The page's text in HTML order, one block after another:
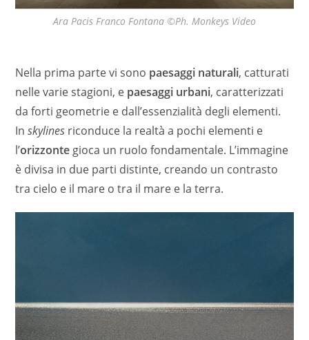
Ara Pacis Franco Fontana ©Ph. Monkeys Video
Nella prima parte vi sono paesaggi naturali, catturati
nelle varie stagioni, e paesaggi urbani, caratterizzati
da forti geometrie e dall’essenzialità degli elementi.
Inskylines riconduce la realtà a pochi elementi e
l’orizzonte gioca un ruolo fondamentale. L’immagine
è divisa in due parti distinte, creando un contrasto
tra cielo e il mare o tra il mare e la terra.